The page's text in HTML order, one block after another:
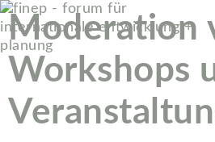
Moderation
Workshops